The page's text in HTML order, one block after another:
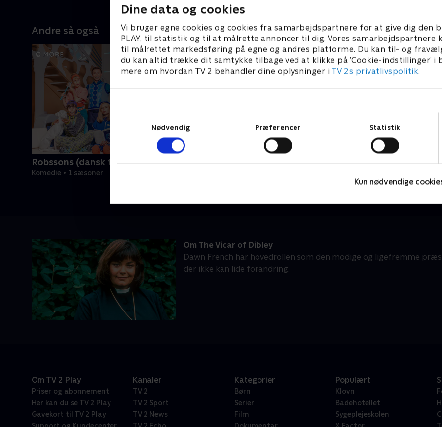
Dine data og cookies
Vi bruger egne cookies og cookies fra samarbejdspartnere for at give dig den
PLAY, til statistik og til at målrette annoncer til dig. Vores samarbejdspartnere
til målrettet markedsføring på egne og andres platforme. Du kan til- og
du kan altid trække dit samtykke tilbage ved at klikke på ’Cookie-indstillinger’ i
mere om hvordan TV 2 behandler dine oplysninger i TV 2s privatlivspolitik.
Nødvendig
Præferencer Statistik
Kun nødvendige
Andre så også
Robssons (dansk tale)
Komedie • 1 sæsoner
Om The Vicar of Dibley
Dawn French har hovedrollen som den modige og ligefremme
der ikke kan lide forandring.
Om TV 2 Play
Priser og abonnement
Her kan du se TV 2 Play
Gavekort til TV 2 Play
Kanaler
TV 2
TV 2 Sport
TV 2 News
Kategorier
Børn
Serier
Film
Populært
Klovn
Badehotellet
Sygeplejeskolen